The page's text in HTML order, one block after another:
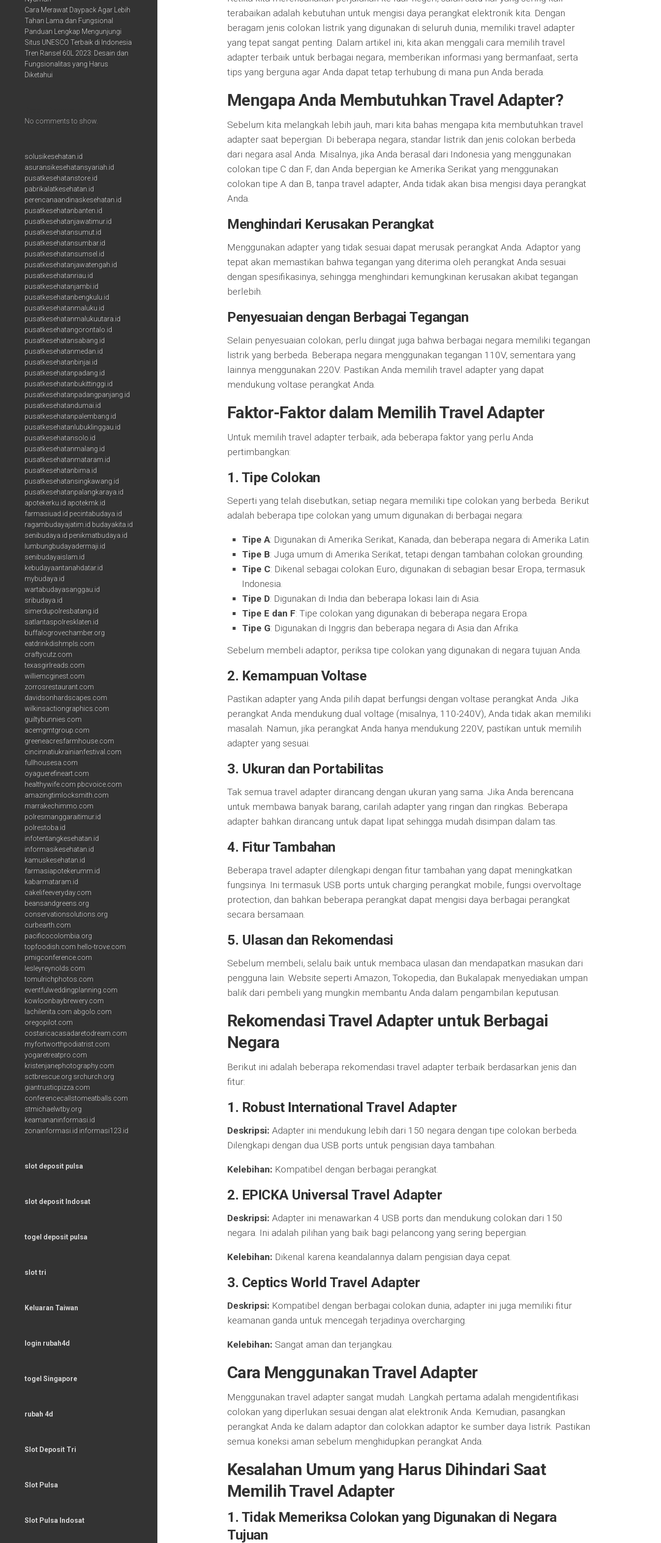
terabaikan adalah kebutuhan untuk mengisi daya perangkat elektronik kita. Dengan
beragam jenis colokan listrik yang digunakan di seluruh dunia, memiliki travel adapter
yang tepat sangat penting. Dalam artikel ini, kita akan menggali cara memilih travel
adapter terbaik untuk berbagai negara, memberikan informasi yang bermanfaat, serta
tips yang berguna agar Anda dapat tetap terhubung di mana pun Anda berada.
Mengapa Anda Membutuhkan Travel Adapter?
Sebelum kita melangkah lebih jauh, mari kita bahas mengapa kita membutuhkan travel
adapter saat bepergian. Di beberapa negara, standar listrik dan jenis colokan berbeda
dari negara asal Anda. Misalnya, jika Anda berasal dari Indonesia yang menggunakan
colokan tipe C dan F, dan Anda bepergian ke Amerika Serikat yang menggunakan
colokan tipe A dan B, tanpa travel adapter, Anda tidak akan bisa mengisi daya perangkat
Anda.
Menghindari Kerusakan Perangkat
Menggunakan adapter yang tidak sesuai dapat merusak perangkat Anda. Adaptor yang
tepat akan memastikan bahwa tegangan yang diterima oleh perangkat Anda sesuai
dengan spesifikasinya, sehingga menghindari kemungkinan kerusakan akibat tegangan
berlebih.
Penyesuaian dengan Berbagai Tegangan
Selain penyesuaian colokan, perlu diingat juga bahwa berbagai negara memiliki tegangan
listrik yang berbeda. Beberapa negara menggunakan tegangan 110V, sementara yang
lainnya menggunakan 220V. Pastikan Anda memilih travel adapter yang dapat
mendukung voltase perangkat Anda.
Faktor-Faktor dalam Memilih Travel Adapter
Untuk memilih travel adapter terbaik, ada beberapa faktor yang perlu Anda
pertimbangkan:
1. Tipe Colokan
Seperti yang telah disebutkan, setiap negara memiliki tipe colokan yang berbeda. Berikut
adalah beberapa tipe colokan yang umum digunakan di berbagai negara:
Tipe A: Digunakan di Amerika Serikat, Kanada, dan beberapa negara di Amerika Latin.
Tipe B: Juga umum di Amerika Serikat, tetapi dengan tambahan colokan grounding.
Tipe C: Dikenal sebagai colokan Euro, digunakan di sebagian besar Eropa, termasuk
Indonesia.
Tipe D: Digunakan di India dan beberapa lokasi lain di Asia.
Tipe E dan F: Tipe colokan yang digunakan di beberapa negara Eropa.
Tipe G: Digunakan di Inggris dan beberapa negara di Asia dan Afrika.
Sebelum membeli adaptor, periksa tipe colokan yang digunakan di negara tujuan Anda.
2. Kemampuan Voltase
Pastikan adapter yang Anda pilih dapat berfungsi dengan voltase perangkat Anda. Jika
perangkat Anda mendukung dual voltage (misalnya, 110-240V), Anda tidak akan memiliki
masalah. Namun, jika perangkat Anda hanya mendukung 220V, pastikan untuk memilih
adapter yang sesuai.
3. Ukuran dan Portabilitas
Tak semua travel adapter dirancang dengan ukuran yang sama. Jika Anda berencana
untuk membawa banyak barang, carilah adapter yang ringan dan ringkas. Beberapa
adapter bahkan dirancang untuk dapat lipat sehingga mudah disimpan dalam tas.
4. Fitur Tambahan
Beberapa travel adapter dilengkapi dengan fitur tambahan yang dapat meningkatkan
fungsinya. Ini termasuk USB ports untuk charging perangkat mobile, fungsi overvoltage
protection, dan bahkan beberapa perangkat dapat mengisi daya berbagai perangkat
secara bersamaan.
5. Ulasan dan Rekomendasi
Sebelum membeli, selalu baik untuk membaca ulasan dan mendapatkan masukan dari
pengguna lain. Website seperti Amazon, Tokopedia, dan Bukalapak menyediakan umpan
balik dari pembeli yang mungkin membantu Anda dalam pengambilan keputusan.
Rekomendasi Travel Adapter untuk Berbagai
Negara
Berikut ini adalah beberapa rekomendasi travel adapter terbaik berdasarkan jenis dan
fitur:
1. Robust International Travel Adapter
Deskripsi: Adapter ini mendukung lebih dari 150 negara dengan tipe colokan berbeda.
Dilengkapi dengan dua USB ports untuk pengisian daya tambahan.
Kelebihan: Kompatibel dengan berbagai perangkat.
2. EPICKA Universal Travel Adapter
Deskripsi: Adapter ini menawarkan 4 USB ports dan mendukung colokan dari 150
negara. Ini adalah pilihan yang baik bagi pelancong yang sering bepergian.
Kelebihan: Dikenal karena keandalannya dalam pengisian daya cepat.
3. Ceptics World Travel Adapter
Deskripsi: Kompatibel dengan berbagai colokan dunia, adapter ini juga memiliki fitur
keamanan ganda untuk mencegah terjadinya overcharging.
Kelebihan: Sangat aman dan terjangkau.
Cara Menggunakan Travel Adapter
Menggunakan travel adapter sangat mudah. Langkah pertama adalah mengidentifikasi
colokan yang diperlukan sesuai dengan alat elektronik Anda. Kemudian, pasangkan
perangkat Anda ke dalam adaptor dan colokkan adaptor ke sumber daya listrik. Pastikan
semua koneksi aman sebelum menghidupkan perangkat Anda.
Kesalahan Umum yang Harus Dihindari Saat
Memilih Travel Adapter
1. Tidak Memeriksa Colokan yang Digunakan di Negara
Tujuan
Cara Merawat Daypack Agar Lebih
Tahan Lama dan Fungsional
Panduan Lengkap Mengunjungi
Situs UNESCO Terbaik di Indonesia
Tren Ransel 60L 2023: Desain dan
Fungsionalitas yang Harus
Diketahui
No comments to show.
solusikesehatan.id
asuransikesehatansyariah.id
pusatkesehatanstore.id
pabrikalatkesehatan.id
perencanaandinaskesehatan.id
pusatkesehatanbanten.id
pusatkesehatanjawatimur.id
pusatkesehatansumut.id
pusatkesehatansumbar.id
pusatkesehatansumsel.id
pusatkesehatanjawatengah.id
pusatkesehatanriau.id
pusatkesehatanjambi.id
pusatkesehatanbengkulu.id
pusatkesehatanmaluku.id
pusatkesehatanmalukuutara.id
pusatkesehatangorontalo.id
pusatkesehatansabang.id
pusatkesehatanmedan.id
pusatkesehatanbinjai.id
pusatkesehatanpadang.id
pusatkesehatanbukittinggi.id
pusatkesehatanpadangpanjang.id
pusatkesehatandumai.id
pusatkesehatanpalembang.id
pusatkesehatanlubuklinggau.id
pusatkesehatansolo.id
pusatkesehatanmalang.id
pusatkesehatanmataram.id
pusatkesehatanbima.id
pusatkesehatansingkawang.id
pusatkesehatanpalangkaraya.id
apotekerku.id apotekmk.id
farmasiuad.id pecintabudaya.id
ragambudayajatim.id budayakita.id
senibudaya.id penikmatbudaya.id
lumbungbudayadermaji.id
senibudayaislam.id
kebudayaantanahdatar.id
mybudaya.id
wartabudayasanggau.id
sribudaya.id
simerdupolresbatang.id
satlantaspolresklaten.id
buffalogrovechamber.org
eatdrinkdishmpls.com
craftycutz.com
texasgirlreads.com
williemcginest.com
zorrosrestaurant.com
davidsonhardscapes.com
wilkinsactiongraphics.com
guiltybunnies.com
acemgmtgroup.com
greeneacresfarmhouse.com
cincinnatiukrainianfestival.com
fullhousesa.com
oyaguerefineart.com
healthywife.com pbcvoice.com
amazingtimlocksmith.com
marrakechimmo.com
polresmanggaraitimur.id
polrestoba.id
infotentangkesehatan.id
informasikesehatan.id
kamuskesehatan.id
farmasiapotekerumm.id
kabarmataram.id
cakelifeeveryday.com
beansandgreens.org
conservationsolutions.org
curbearth.com
pacificocolombia.org
topfoodish.com hello-trove.com
pmigconference.com
lesleyreynolds.com
tomulrichphotos.com
eventfulweddingplanning.com
kowloonbaybrewery.com
lachilenita.com abgolo.com
oregopilot.com
costaricacasadaretodream.com
myfortworthpodiatrist.com
yogaretreatpro.com
kristenjanephotography.com
sctbrescue.org srchurch.org
giantrusticpizza.com
conferencecallstomeatballs.com
stmichaelwtby.org
keamananinformasi.id
zonainformasi.id informasi123.id
slot deposit pulsa
slot deposit Indosat
togel deposit pulsa
slot tri
Keluaran Taiwan
login rubah4d
togel Singapore
rubah 4d
Slot Deposit Tri
Slot Pulsa
Slot Pulsa Indosat